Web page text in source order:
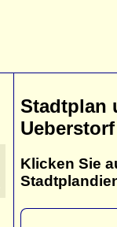
Stadtplan
Ueberstorf
Klicken Sie